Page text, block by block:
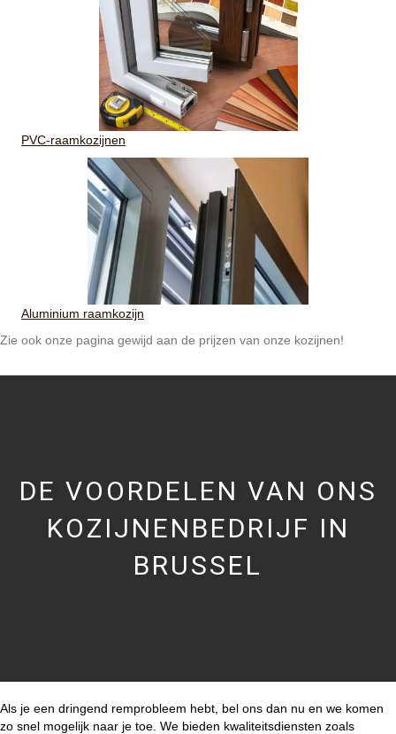
PVC-raamkozijnen
Aluminium raamkozijn
Zie ook onze pagina gewijd aan de prijzen van onze kozijnen!
DE VOORDELEN VAN ONS
KOZIJNENBEDRIJF IN
BRUSSEL
Als je een dringend remprobleem hebt, bel ons dan nu en we komen
zo snel mogelijk naar je toe. We bieden kwaliteitsdiensten zoals